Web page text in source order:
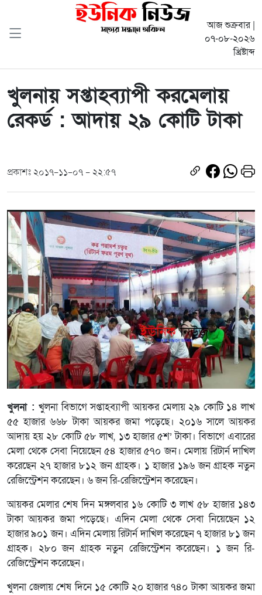
আজ শুক্রবার |
০৭-০৮-২০২৬
খ্রিষ্টাব্দ
খুলনায় সপ্তাহব্যাপী করমেলায়
রেকর্ড : আদায় ২৯ কোটি টাকা
প্রকাশঃ ২০১৭-১১-০৭ - ২২:৫৭
খুলনা :খুলনা বিভাগে সপ্তাহব্যাপী আয়কর মেলায় ২৯ কোটি ১৪ লাখ
৫৫ হাজার ৬৬৮ টাকা আয়কর জমা পড়েছে। ২০১৬ সালে আয়কর
আদায় হয় ২৮ কোটি ৫৮ লাখ, ১৩ হাজার ৫শ’ টাকা। বিভাগে এবারের
মেলা থেকে সেবা নিয়েছেন ৫৪ হাজার ৫৭০ জন। মেলায় রিটার্ন দাখিল
করেছেন ২৭ হাজার ৮১২ জন গ্রাহক। ১ হাজার ১৯৬ জন গ্রাহক নতুন
রেজিস্ট্রেশন করেছেন। ৬ জন রি-রেজিস্ট্রেশন করেছেন।
আয়কর মেলার শেষ দিন মঙ্গলবার ১৬ কোটি ৩ লাখ ৫৮ হাজার ১৪৩
টাকা আয়কর জমা পড়েছে। এদিন মেলা থেকে সেবা নিয়েছেন ১২
হাজার ৯০১ জন। এদিন মেলায় রিটার্ন দাখিল করেছেন ৭ হাজার ৮১ জন
গ্রাহক। ২৮০ জন গ্রাহক নতুন রেজিস্ট্রেশন করেছেন। ১ জন রি-
রেজিস্ট্রেশন করেছেন।
খুলনা জেলায় শেষ দিনে ১৫ কোটি ২০ হাজার ৭৪০ টাকা আয়কর জমা